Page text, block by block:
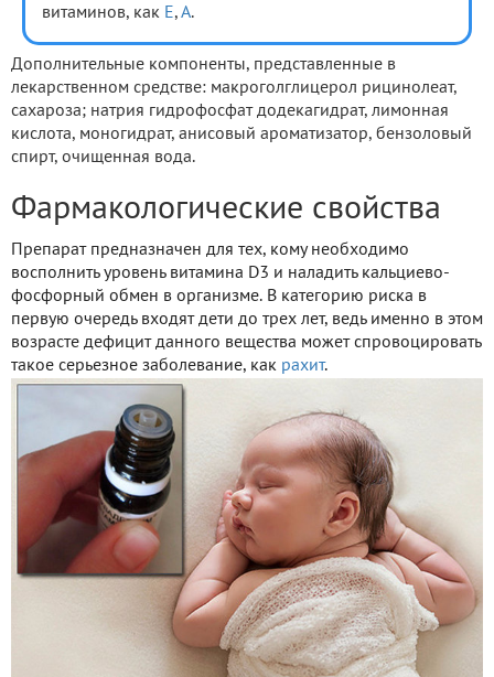
витаминов, как Е, А.
Дополнительные компоненты, представленные в
лекарственном средстве: макроголглицерол рицинолеат,
сахароза; натрия гидрофосфат додекагидрат, лимонная
кислота, моногидрат, анисовый ароматизатор, бензоловый
спирт, очищенная вода.
Фармакологические свойства
Препарат предназначен для тех, кому необходимо
восполнить уровень витамина D3 и наладить кальциево-
фосфорный обмен в организме. В категорию риска в
первую очередь входят дети до трех лет, ведь именно в этом
возрасте дефицит данного вещества может спровоцировать
такое серьезное заболевание, как рахит.